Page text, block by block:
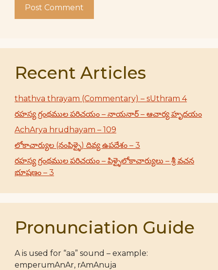
Recent Articles
thathva thrayam (Commentary) – sUthram 4
రహస్య గ్రంథముల పరిచయం – నాయనార్ – ఆచార్య హృదయం
AchArya hrudhayam – 109
లోకాచార్యుల (నంపిళ్ళై) దివ్య ఉపదేశం – 3
రహస్య గ్రంథముల పరిచయం – పిళ్ళైలోకాచార్యులు – శ్రీ వచన
భూషణం – 3
Pronunciation Guide
A is used for “aa” sound – example:
emperumAnAr, rAmAnuja